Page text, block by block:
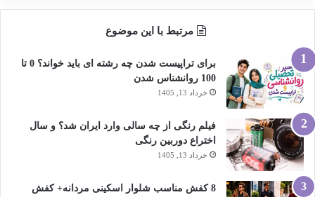
مرتبط با این موضوع
برای تراپیست شدن چه رشته ای باید خواند؟ 0 تا
100 روانشناس شدن
خرداد 13, 1405
فیلم رنگی از چه سالی وارد ایران شد؟ و سال
اختراع دوربین رنگی
خرداد 13, 1405
8 کفش مناسب شلوار اسکینی مردانه+ کفش